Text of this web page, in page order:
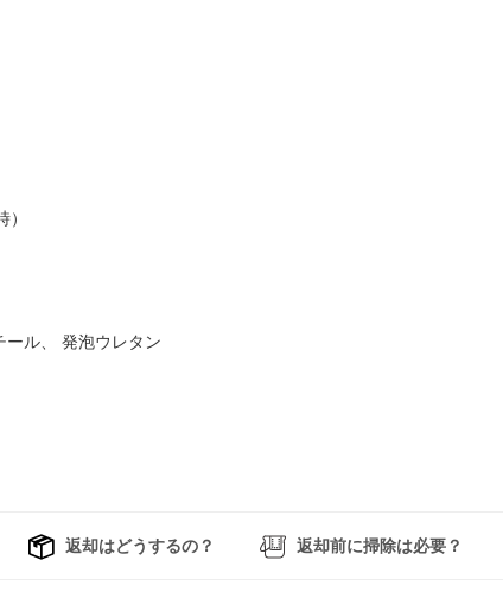
ル、 発泡ウレタン
返却はどうするの？ 返却前に掃除は必要？